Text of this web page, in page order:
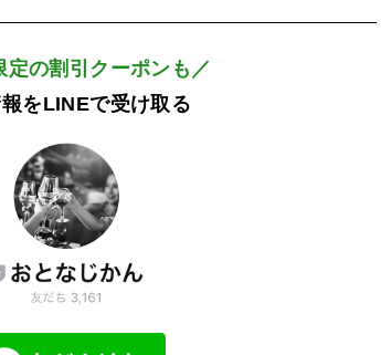
定の割引クーポンも／
をLINEで受け取る